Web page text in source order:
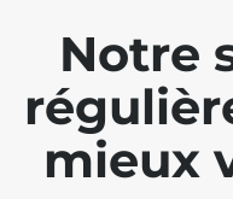
Notre
mieux